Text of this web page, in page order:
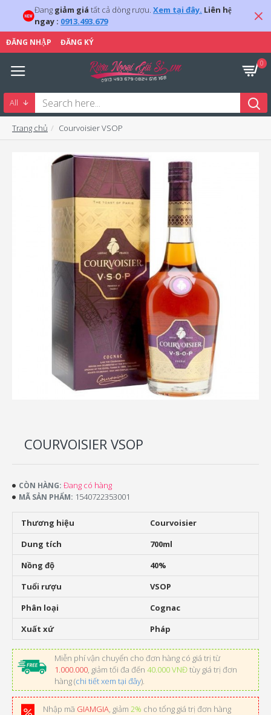
Đang giảm giá tất cả dòng rượu. Xem tại đây. Liên hệ
ngay : 0913.493.679
ĐĂNG NHẬP ĐĂNG KÝ
0
All
Trang chủ Courvoisier VSOP
COURVOISIER VSOP
Thương hiệu
Courvoisier
Dung tích
700ml
Nồng độ
40%
Tuổi rượu
VSOP
Phân loại
Cognac
Xuất xứ
Pháp
Miễn phí vận chuyển cho đơn hàng có giá trị từ
1.000.000, giảm tối đa đến 40.000 VNĐtùy giá trị đơn
hàng (chi tiết xem tại đây).
Nhập mã GIAMGIA, giảm 2% cho tổng giá trị đơn hàng
CÒN HÀNG: Đang có hàng
MÃ SẢN PHẨM: 1540722353001